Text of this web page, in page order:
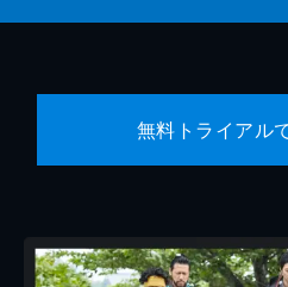
無料トライアル